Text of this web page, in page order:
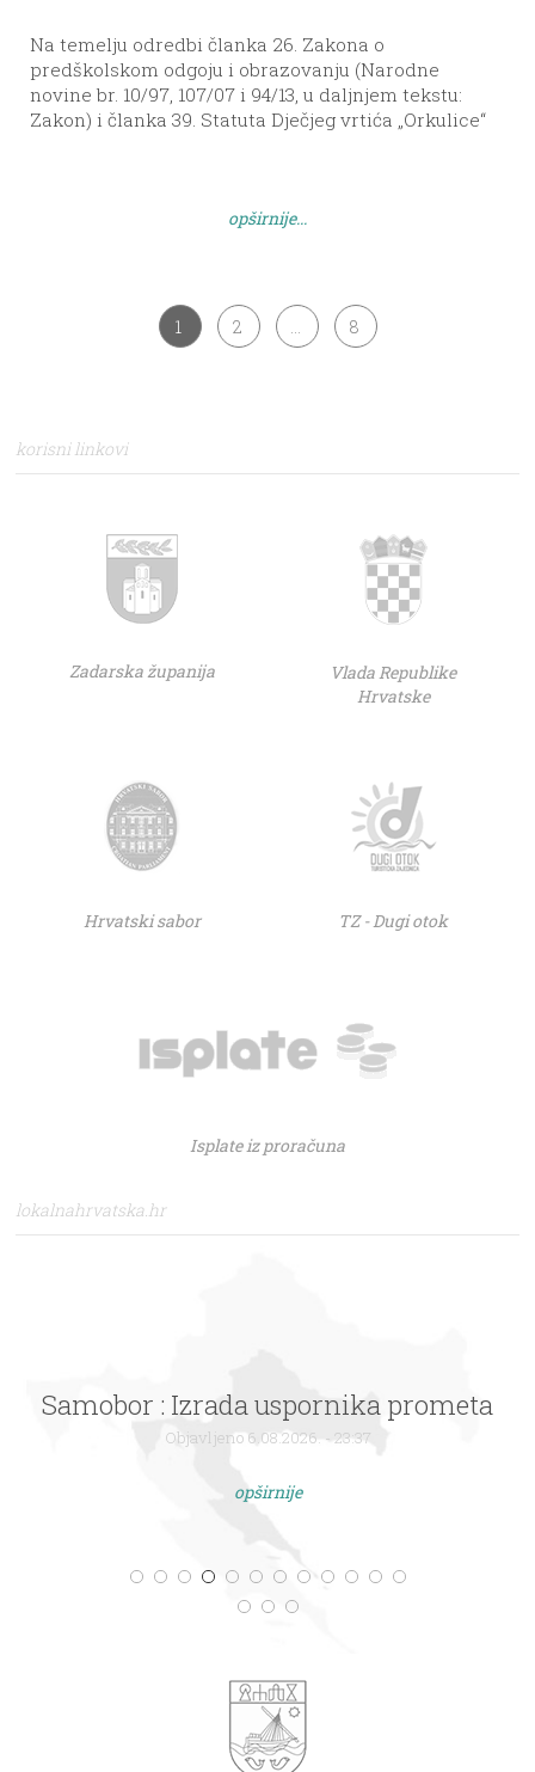
Na temelju odredbi članka 26. Zakona o
predškolskom odgoju i obrazovanju (Narodne
novine br. 10/97, 107/07 i 94/13, u daljnjem tekstu:
Zakon) i članka 39. Statuta Dječjeg vrtića „Orkulice“
izvršitelj/ica na neodređeno […]
opširnije...
1 2 … 8
korisni linkovi
Zadarska županija
Vlada Republike
Hrvatske
Hrvatski sabor TZ - Dugi otok
Isplate iz proračuna
lokalnahrvatska.hr
Samobor : Izrada uspornika prometa
Objavljeno 6.08.2026. - 23:37
opširnije